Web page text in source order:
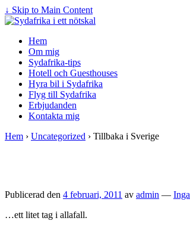
↓ Skip to Main Content
Hem
Om mig
Sydafrika-tips
Hotell och Guesthouses
Hyra bil i Sydafrika
Flyg till Sydafrika
Erbjudanden
Kontakta mig
Hem › Uncategorized › Tillbaka i Sverige
Publicerad den 4 februari, 2011 av admin —
…ett litet tag i allafall.